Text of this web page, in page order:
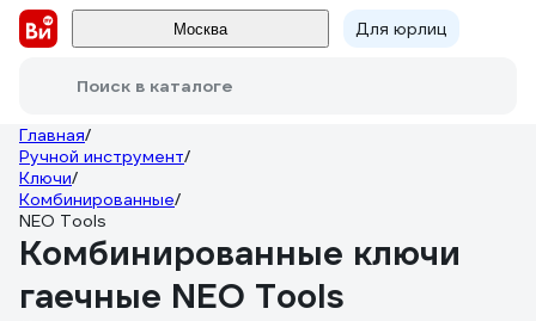
Москва Для юрлиц
Поиск в каталоге
Главная/
Ручной инструмент/
Ключи/
Комбинированные/
NEO Tools
Комбинированные ключи
гаечные NEO Tools